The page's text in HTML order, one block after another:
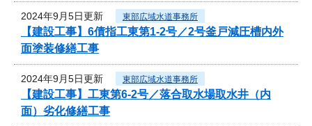
2024年9月5日更新 東部広域水道事務所
【建設工事】6債指工東第1-2号／2号釜戸減圧槽内外
面塗装修繕工事
2024年9月5日更新 東部広域水道事務所
【建設工事】工東第6-2号／落合取水場取水井（内
面）劣化修繕工事